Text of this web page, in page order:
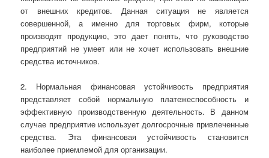
от внешних кредитов. Данная ситуация не является
совершенной, а именно для торговых фирм, которые
производят продукцию, это дает понять, что руководство
предприятий не умеет или не хочет использовать внешние
средства источников.
2. Нормальная финансовая устойчивость предприятия
представляет собой нормальную платежеспособность и
эффективную производственную деятельность. В данном
случае предприятие использует долгосрочные привлеченные
средства. Эта финансовая устойчивость становится
наиболее приемлемой для организации.